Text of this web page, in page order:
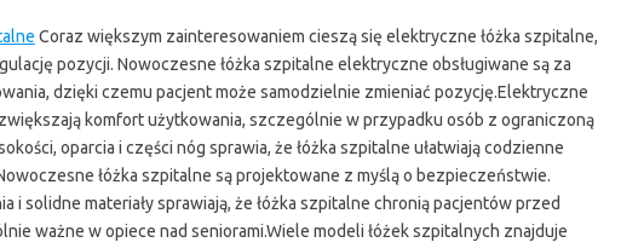
Coraz większym zainteresowaniem cieszą się elektryczne łóżka szpitalne,
pozycji. Nowoczesne łóżka szpitalne elektryczne obsługiwane są za
dzięki czemu pacjent może samodzielnie zmieniać pozycję.Elektryczne
komfort użytkowania, szczególnie w przypadku osób z ograniczoną
oparcia i części nóg sprawia, że łóżka szpitalne ułatwiają codzienne
łóżka szpitalne są projektowane z myślą o bezpieczeństwie.
i solidne materiały sprawiają, że łóżka szpitalne chronią pacjentów przed
ważne w opiece nad seniorami.Wiele modeli łóżek szpitalnych znajduje